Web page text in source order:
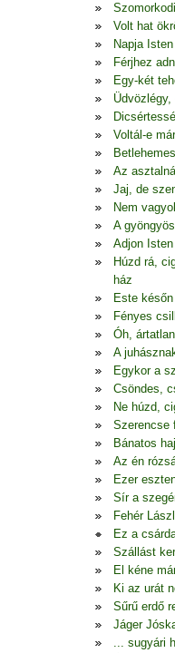
Volt hat
Napja
Férjhez
Egy-két
Üdvözlégy,
Voltál-e
Betlehemes
Az
Jaj, de
Nem
A
Adjon
Húzd rá,
ház
Este
Fényes
Óh,
A
Egykor a
Csöndes,
Ne húzd,
Szerencse
Bánatos
Az én
Ezer
Sír a
Fehér
Ez a
Szállást
El kéne
Ki az urát
Sűrű erdő
Jáger
... sugyári